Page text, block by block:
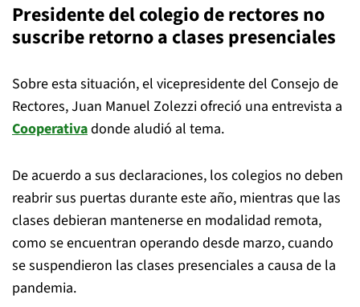
Presidente del colegio de rectores no
suscribe retorno a clases presenciales
Sobre esta situación, el vicepresidente del Consejo de
Rectores, Juan Manuel Zolezzi ofreció una entrevista a
Cooperativadonde aludió al tema.
De acuerdo a sus declaraciones, los colegios no deben
reabrir sus puertas durante este año, mientras que las
clases debieran mantenerse en modalidad remota,
como se encuentran operando desde marzo, cuando
se suspendieron las clases presenciales a causa de la
pandemia.